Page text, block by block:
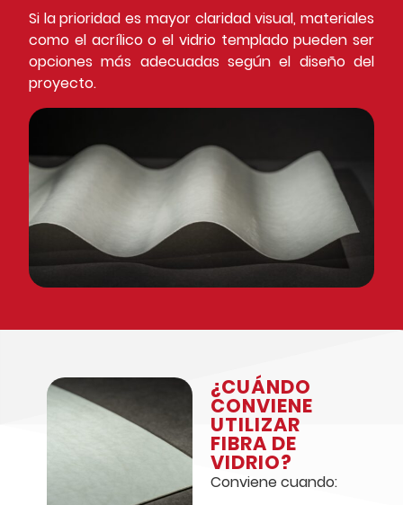
Si la prioridad es mayor claridad visual, materiales
como el acrílicoo el vidrio templadopueden ser
opciones más adecuadas según el diseño del
proyecto.
¿CUÁNDO
CONVIENE
UTILIZAR
FIBRA DE
VIDRIO?
Conviene cuando: